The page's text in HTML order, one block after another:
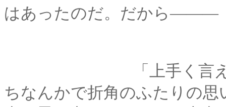
はあったのだ。だから―――
「上手く言えないけ
ちなんかで折角のふたりの